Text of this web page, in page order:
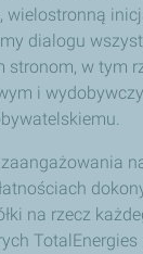
wielostronną
dialogu
stronom, w tym
i
na rzecz